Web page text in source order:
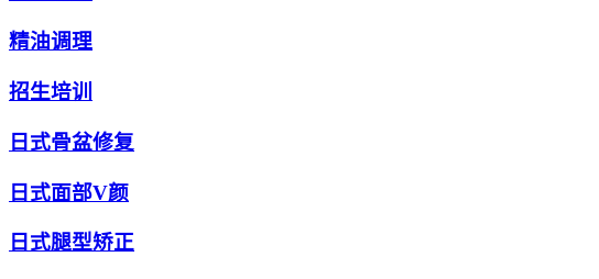
精油调理
招生培训
日式骨盆修复
日式面部V颜
日式腿型矫正